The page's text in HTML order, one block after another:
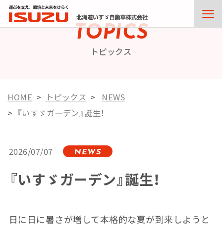
TOPICS
トピックス
HOME トピックス
NEWS
『いすゞガーデン』誕生！
2026/07/07 NEWS
『いすゞガーデン』誕生！
日に日に暑さが増して本格的な夏が到来しようと